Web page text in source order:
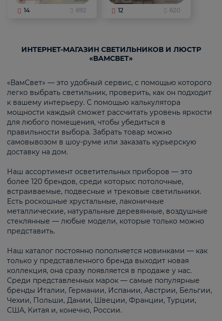
14 692 12 620
ИНТЕРНЕТ-МАГАЗИН СВЕТИЛЬНИКОВ И ЛЮСТР
«ВАМСВЕТ»
«ВамСвет» — это удобный сервис, с помощью которого
легко выбрать светильник, проверить, как он подходит
к вашему интерьеру. С помощью калькулятора
мощности каждый сможет рассчитать уровень яркости
для любого помещения, чтобы убедиться в
правильности выбора. Забрать товар можно
самовывозом в шоу-руме или заказать курьерскую
доставку на дом.
Наш ассортимент осветительных приборов — это
более 120 брендов, среди которых: потолочные,
встраиваемые, подвесные и трековые светильники.
Есть роскошные хрустальные, лаконичные
металлические, натуральные деревянные, воздушные
стеклянные — любые модели, которые только можно
представить.
Наш каталог постоянно пополняется новинками — как
только у представленного бренда выходит новая
коллекция, она сразу появляется в продаже у нас.
Среди представленных марок — самые популярные
бренды Италии, Германии, Испании, Австрии, Бельгии,
Чехии, Польши, Дании, Швеции, Франции, Турции,
США, Китая и, конечно, России.